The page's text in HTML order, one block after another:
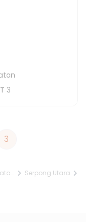
3
3
Tangerang Selatan
Serpong Utara